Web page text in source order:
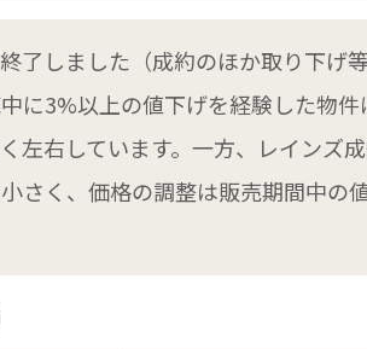
了しました（成約のほか取り下げ
に3%以上の値下げを経験した物
左右しています。一方、レインズ
さく、価格の調整は販売期間中の